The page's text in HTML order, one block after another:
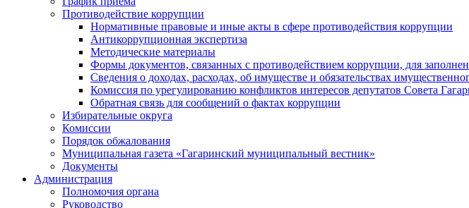
Противодействие коррупции
Нормативные правовые и иные акты в сфере противодействия коррупции
Антикоррупционная экспертиза
Методические материалы
Формы документов, связанных с противодействием коррупции, для
Сведения о доходах, расходах, об имуществе и обязательствах
Комиссия по урегулированию конфликтов интересов депутатов Совета
Обратная связь для сообщений о фактах коррупции
Избирательные округа
Комиссии
Порядок обжалования
Муниципальная газета «Гагаринский муниципальный вестник»
Документы
Администрация
Полномочия органа
Руководство